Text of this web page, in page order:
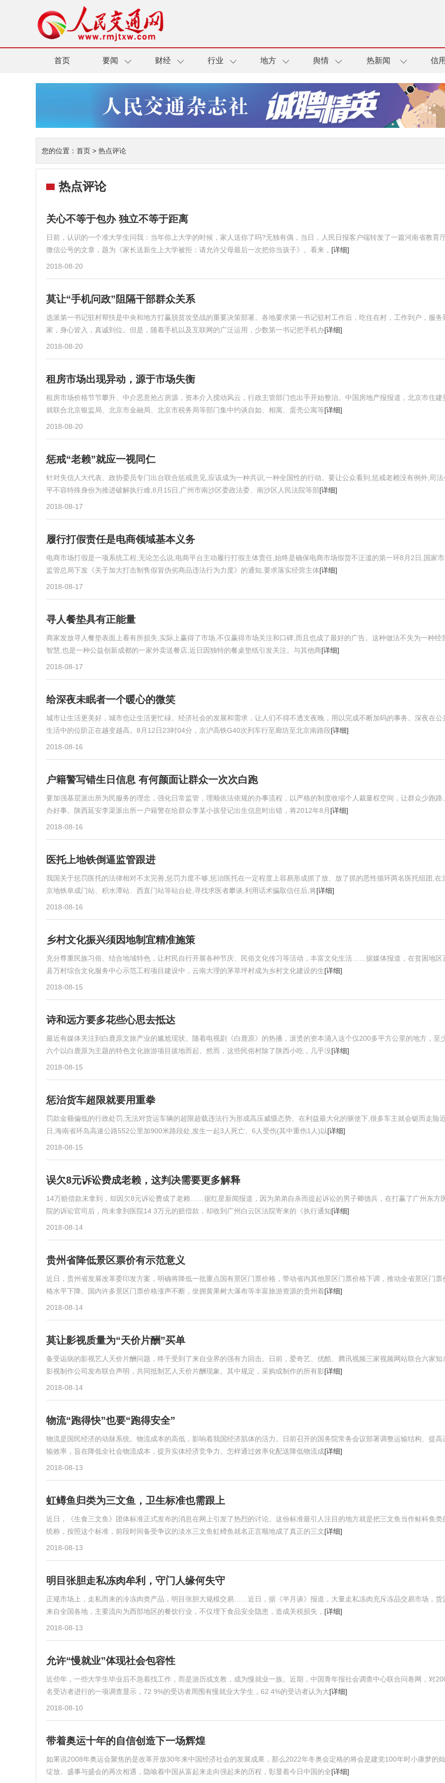
首页 要闻 财经 行业 地方 舆情 热新闻 信
您的位置： 首页 > 热点评论
热点评论
关心不等于包办 独立不等于距离
日前，认识的一个准大学生问我：当年你上大学的时候，家人送你了吗?无独有偶，当日，人民日报客户端转发了一篇河南省教育
微信公号的文章，题为《家长送新生上大学被拒：请允许父母最后一次把你当孩子》。看来， [详细]
2018-08-20
莫让“手机问政”阻隔干部群众关系
选派第一书记驻村帮扶是中央和地方打赢脱贫攻坚战的重要决策部署。各地要求第一书记驻村工作后，吃住在村，工作到户，服务
家，身心皆入，真诚到位。但是，随着手机以及互联网的广泛运用，少数第一书记把手机办[详细]
2018-08-20
租房市场出现异动，源于市场失衡
租房市场价格节节攀升、中介恶意抢占房源，资本介入搅动风云，行政主管部门也出手开始整治。中国房地产报报道，北京市住建
就联合北京银监局、北京市金融局、北京市税务局等部门集中约谈自如、相寓、蛋壳公寓等[详细]
2018-08-20
惩戒“老赖”就应一视同仁
针对失信人大代表、政协委员专门出台联合惩戒意见,应该成为一种共识,一种全国性的行动。要让公众看到,惩戒老赖没有例外,司法
平不容特殊身份为推进破解执行难,8月15日,广州市南沙区委政法委、南沙区人民法院等部[详细]
2018-08-17
履行打假责任是电商领域基本义务
电商市场打假是一项系统工程,无论怎么说,电商平台主动履行打假主体责任,始终是确保电商市场假货不泛滥的第一环8月2日,国家
监管总局下发《关于加大打击制售假冒伪劣商品违法行为力度》的通知,要求落实经营主体[详细]
2018-08-17
寻人餐垫具有正能量
商家发放寻人餐垫表面上看有所损失,实际上赢得了市场,不仅赢得市场关注和口碑,而且也成了最好的广告。这种做法不失为一种经
智慧,也是一种公益创新成都的一家外卖送餐店,近日因独特的餐桌垫纸引发关注。与其他商[详细]
2018-08-17
给深夜未眠者一个暖心的微笑
城市让生活更美好，城市也让生活更忙碌。经济社会的发展和需求，让人们不得不透支夜晚，用以完成不断加码的事务。深夜在公
生活中的位阶正在越变越高。8月12日23时04分，京沪高铁G40次列车行至廊坊至北京南路段[详细]
2018-08-16
户籍警写错生日信息 有何颜面让群众一次次白跑
要加强基层派出所为民服务的理念，强化日常监管，理顺依法依规的办事流程，以严格的制度收缩个人裁量权空间，让群众少跑路、
办好事。陕西延安李渠派出所一户籍警在给群众李某小孩登记出生信息时出错，将2012年8月 [详细]
2018-08-16
医托上地铁倒逼监管跟进
我国关于惩罚医托的法律相对不太完善,惩罚力度不够,惩治医托在一定程度上容易形成抓了放、放了抓的恶性循环两名医托组团,在
京地铁阜成门站、积水潭站、西直门站等站台处,寻找求医者攀谈,利用话术骗取信任后,将[详细]
2018-08-16
乡村文化振兴须因地制宜精准施策
充分尊重民族习俗、结合地域特色，让村民自行开展各种节庆、民俗文化传习等活动，丰富文化生活……据媒体报道，在贫困地区
县万村综合文化服务中心示范工程项目建设中，云南大理的茅草坪村成为乡村文化建设的生[详细]
2018-08-15
诗和远方要多花些心思去抵达
最近有媒体关注到白鹿原文旅产业的尴尬现状。随着电视剧《白鹿原》的热播，滚烫的资本涌入这个仅200多平方公里的地方，至
六个以白鹿原为主题的特色文化旅游项目拔地而起。然而，这些民俗村除了陕西小吃，几乎没[详细]
2018-08-15
惩治货车超限就要用重拳
罚款金额偏低的行政处罚,无法对货运车辆的超限超载违法行为形成高压威慑态势。在利益最大化的驱使下,很多车主就会铤而走险
日,海南省环岛高速公路552公里加900米路段处,发生一起3人死亡、6人受伤(其中重伤1人)以[详细]
2018-08-15
误欠8元诉讼费成老赖，这判决需要更多解释
14万赔偿款未拿到，却因欠8元诉讼费成了老赖……据红星新闻报道，因为弟弟自杀而提起诉讼的男子卿德兵，在打赢了广州东方
院的诉讼官司后，尚未拿到医院14 3万元的赔偿款，却收到广州白云区法院寄来的《执行通知[详细]
2018-08-14
贵州省降低景区票价有示范意义
近日，贵州省发展改革委印发方案，明确将降低一批重点国有景区门票价格，带动省内其他景区门票价格下调，推动全省景区门票
格水平下降。国内许多景区门票价格涨声不断，坐拥黄果树大瀑布等丰富旅游资源的贵州着[详细]
2018-08-14
莫让影视质量为“天价片酬”买单
备受诟病的影视艺人天价片酬问题，终于受到了来自业界的强有力回击。日前，爱奇艺、优酷、腾讯视频三家视频网站联合六家知
影视制作公司发布联合声明，共同抵制艺人天价片酬现象。其中规定，采购或制作的所有影[详细]
2018-08-14
物流“跑得快”也要“跑得安全”
物流是国民经济的动脉系统。物流成本的高低，影响着我国经济肌体的活力。日前召开的国务院常务会议部署调整运输结构、提高
输效率，旨在降低全社会物流成本，提升实体经济竞争力。怎样通过效率化配送降低物流成[详细]
2018-08-13
虹鳟鱼归类为三文鱼，卫生标准也需跟上
近日，《生食三文鱼》团体标准正式发布的消息在网上引发了热烈的讨论。这份标准最引人注目的地方就是把三文鱼当作鲑科鱼类
统称，按照这个标准，前段时间备受争议的淡水三文鱼虹鳟鱼就名正言顺地成了真正的三文[详细]
2018-08-13
明目张胆走私冻肉牟利，守门人缘何失守
正规市场上，走私而来的冷冻肉类产品，明目张胆大规模交易……近日，据《半月谈》报道，大量走私冻肉充斥冻品交易市场，货
来自全国各地，主要流向为西部地区的餐饮行业，不仅埋下食品安全隐患，造成关税损失， [详细]
2018-08-13
允许“慢就业”体现社会包容性
近些年，一些大学生毕业后不急着找工作，而是游历或支教，成为慢就业一族。近期，中国青年报社会调查中心联合问卷网，对
名受访者进行的一项调查显示，72 9%的受访者周围有慢就业大学生，62 4%的受访者认为大[详细]
2018-08-10
带着奥运十年的自信创造下一场辉煌
如果说2008年奥运会聚焦的是改革开放30年来中国经济社会的发展成果，那么2022年冬奥会定格的将会是建党100年时小康梦的
绽放。盛事与盛会的再次相遇，隐喻着中国从富起来走向强起来的历程，彰显着今日中国的全[详细]